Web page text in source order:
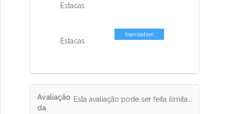
Estacas
Estacas
translation
Avaliação
da